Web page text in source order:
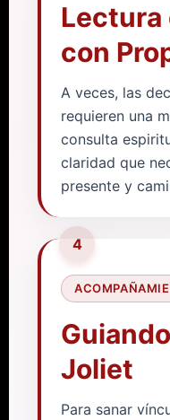
Lectura
con
A veces, las
requieren una
consulta
claridad que
presente y
4
Joliet
Para sanar